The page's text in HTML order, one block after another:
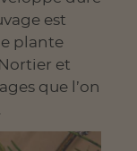
est
plante
et
que l’on